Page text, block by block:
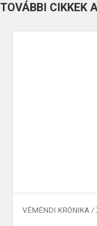
TOVÁBBI CIKKEK
VÉMÉNDI KRÓNIKA /